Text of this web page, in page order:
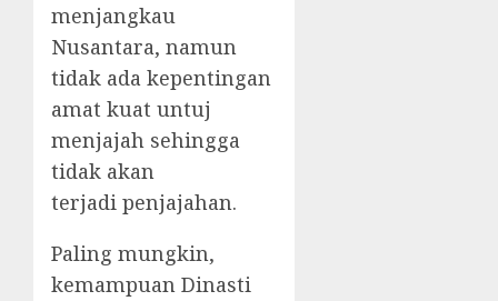
menjangkau
Nusantara, namun
tidak ada kepentingan
amat kuat untuj
menjajah sehingga
tidak akan
terjadi penjajahan.
Paling mungkin,
kemampuan Dinasti